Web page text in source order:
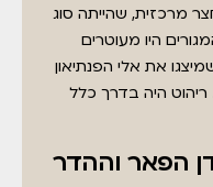
מרכזית, שהייתה סוג
היו מעוטרים
את אלי הפנתיאון
ריהוט היה בדרך כלל
הפאר וההדר